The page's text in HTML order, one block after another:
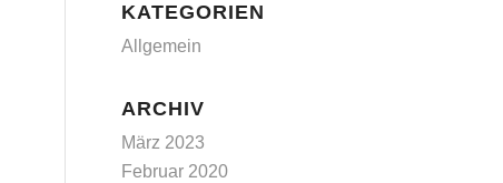
KATEGORIEN
Allgemein
ARCHIV
März 2023
Februar 2020